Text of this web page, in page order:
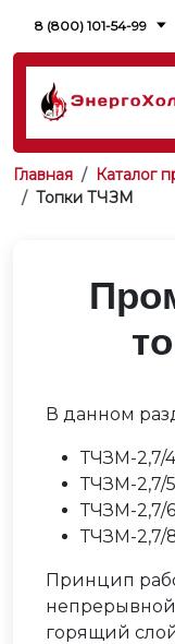
8 (800) 101-54-99
Главная Каталог
Топки ТЧЗМ
В данном
ТЧЗМ-2,7/
ТЧЗМ-2,7/
ТЧЗМ-2,7/
ТЧЗМ-2,7/
Принцип
горящий